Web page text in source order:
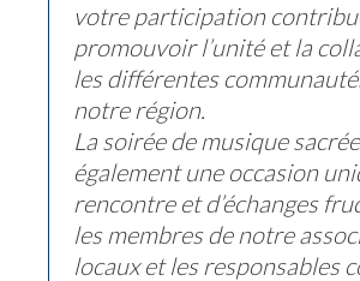
votre participation
promouvoir l’unité et la
les différentes
notre région.
La soirée de musique
également une occasion
rencontre et d’échanges
les membres de notre
locaux et les responsables